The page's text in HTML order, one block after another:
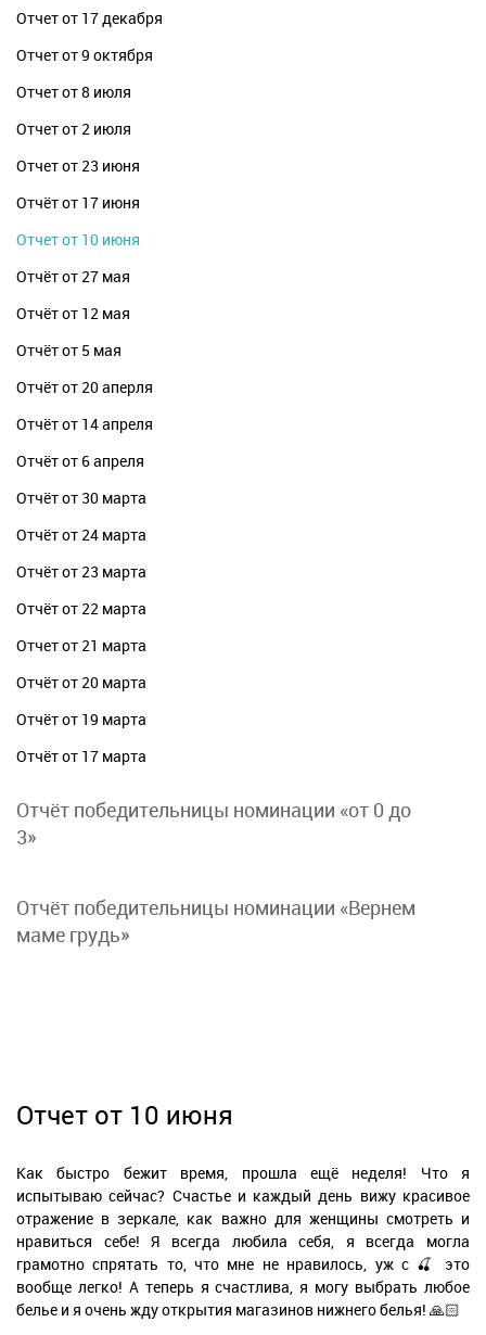
Отчет от 17 декабря
Отчет от 9 октября
Отчет от 8 июля
Отчет от 2 июля
Отчет от 23 июня
Отчёт от 17 июня
Отчет от 10 июня
Отчёт от 27 мая
Отчёт от 12 мая
Отчёт от 5 мая
Отчёт от 20 аперля
Отчёт от 14 апреля
Отчёт от 6 апреля
Отчёт от 30 марта
Отчёт от 24 марта
Отчёт от 23 марта
Отчёт от 22 марта
Отчет от 21 марта
Отчёт от 20 марта
Отчёт от 19 марта
Отчёт от 17 марта
Отчёт победительницы номинации «от 0 до
3»
Отчёт победительницы номинации «Вернем
маме грудь»
Отчет от 10 июня
Как быстро бежит время, прошла ещё неделя! Что я
испытываю сейчас? Счастье и каждый день вижу красивое
отражение в зеркале, как важно для женщины смотреть и
нравиться себе! Я всегда любила себя, я всегда могла
грамотно спрятать то, что мне не нравилось, уж с 🍒 это
вообще легко! А теперь я счастлива, я могу выбрать любое
белье и я очень жду открытия магазинов нижнего белья! 🙏🏻